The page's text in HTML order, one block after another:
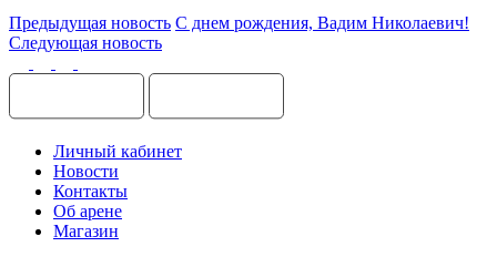
Предыдущая новость С днем рождения, Вадим Николаевич!
Следующая новость
Личный кабинет
Новости
Контакты
Об арене
Магазин